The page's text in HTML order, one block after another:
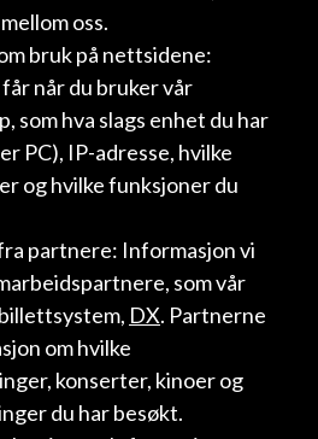
oss.
bruk på nettsidene:
når du bruker vår
som hva slags enhet du har
PC), IP-adresse, hvilke
og hvilke funksjoner du
partnere: Informasjon vi
som vår
DX. Partnerne
om hvilke
konserter, kinoer og
du har besøkt.